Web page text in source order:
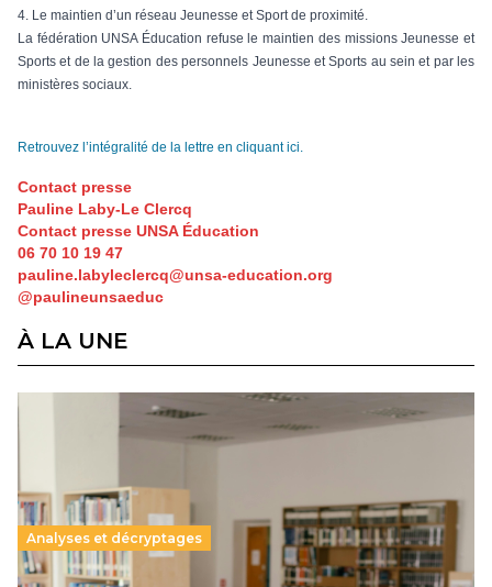
4. Le maintien d’un réseau Jeunesse et Sport de proximité.
La fédération UNSA Éducation refuse le maintien des missions Jeunesse et
Sports et de la gestion des personnels Jeunesse et Sports au sein et par les
ministères sociaux.
Retrouvez l’intégralité de la lettre en cliquant ici.
Contact presse
Pauline Laby-Le Clercq
Contact presse UNSA Éducation
06 70 10 19 47
pauline.labyleclercq@unsa-education.org
@paulineunsaeduc
À LA UNE
Analyses et décryptages